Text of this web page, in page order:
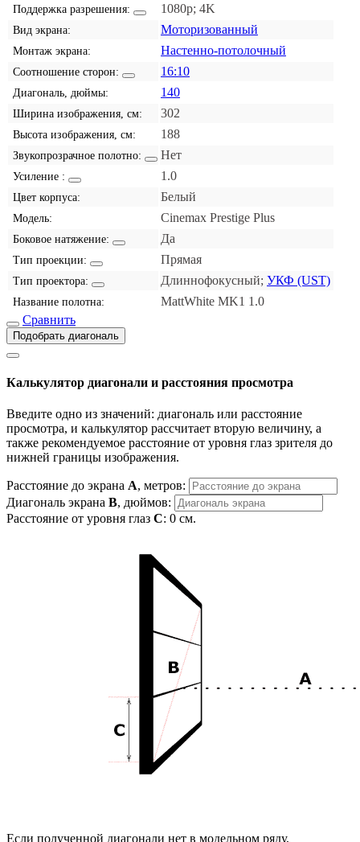
Поддержка разрешения: 1080p; 4K
Вид экрана: Моторизованный
Монтаж экрана: Настенно-потолочный
Соотношение сторон: 16:10
Диагональ, дюймы: 140
Ширина изображения, см: 302
Высота изображения, см: 188
Звукопрозрачное полотно: Нет
Усиление : 1.0
Цвет корпуса: Белый
Модель: Cinemax Prestige Plus
Боковое натяжение: Да
Тип проекции: Прямая
Тип проектора: Длиннофокусный; УКФ (UST)
Название полотна:
MattWhite MK1 1.0
Сравнить
Подобрать диагональ
Калькулятор диагонали и расстояния просмотра
Введите одно из значений: диагональ или расстояние
просмотра, и калькулятор рассчитает вторую величину, а
также рекомендуемое расстояние от уровня глаз зрителя до
нижней границы изображения.
Расстояние до экрана A, метров:
Диагональ экрана B, дюймов:
Расстояние от уровня глаз C: 0 см.
Если полученной диагонали нет в модельном ряду,